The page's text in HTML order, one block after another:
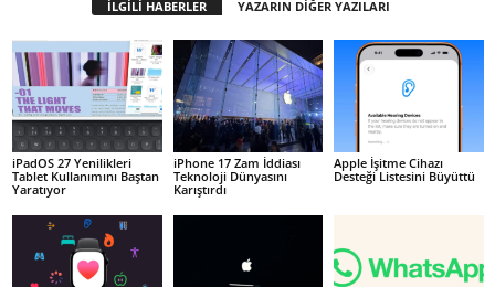
İLGİLİ HABERLER YAZARIN DİĞER YAZILARI
iPadOS 27 Yenilikleri
Tablet Kullanımını Baştan
Yaratıyor
iPhone 17 Zam İddiası
Teknoloji Dünyasını
Karıştırdı
Apple İşitme Cihazı
Desteği Listesini Büyüttü